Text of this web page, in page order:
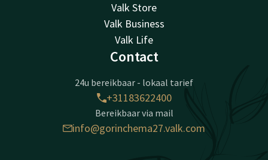
Valk Store
Valk Business
Valk Life
Contact
24u bereikbaar - lokaal tarief
+31183622400
Bereikbaar via mail
info@gorinchema27.valk.com